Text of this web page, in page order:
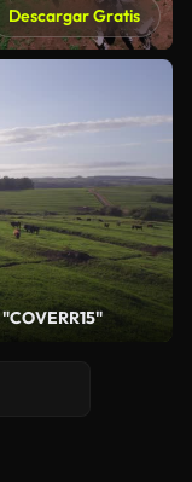
Descargar Gratis
"COVERR15"